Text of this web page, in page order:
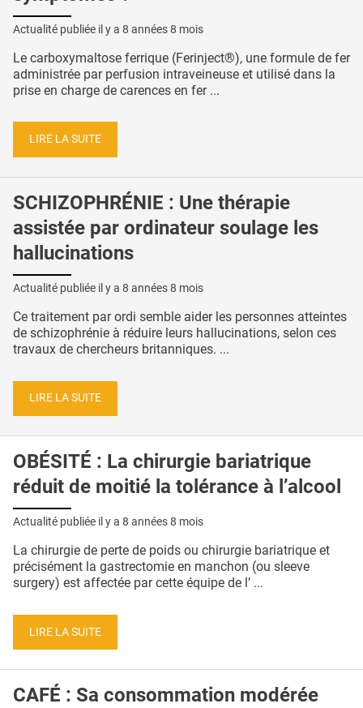
Actualité publiée il y a 8 années 8 mois
Le carboxymaltose ferrique (Ferinject®), une formule de fer
administrée par perfusion intraveineuse et utilisé dans la
prise en charge de carences en fer ...
LIRE LA SUITE
SCHIZOPHRÉNIE : Une thérapie
assistée par ordinateur soulage les
hallucinations
Actualité publiée il y a 8 années 8 mois
Ce traitement par ordi semble aider les personnes atteintes
de schizophrénie à réduire leurs hallucinations, selon ces
travaux de chercheurs britanniques. ...
LIRE LA SUITE
OBÉSITÉ : La chirurgie bariatrique
réduit de moitié la tolérance à l’alcool
Actualité publiée il y a 8 années 8 mois
La chirurgie de perte de poids ou chirurgie bariatrique et
précisément la gastrectomie en manchon (ou sleeve
surgery) est affectée par cette équipe de l’ ...
LIRE LA SUITE
CAFÉ : Sa consommation modérée